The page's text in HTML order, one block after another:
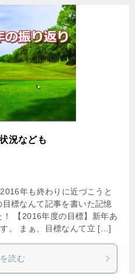
況なども
年も終わりに近づこうと
標なんて記事を書いた記憶
【2016年度の目標】新年あ
。 まぁ、目標なんて立 […]
読む